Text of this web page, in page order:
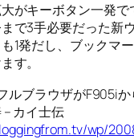
がキーボタン一発で
で3手必要だった新
1発だし、ブックマ
す。
ルブラウザがF905i
– カイ士伝
wp/